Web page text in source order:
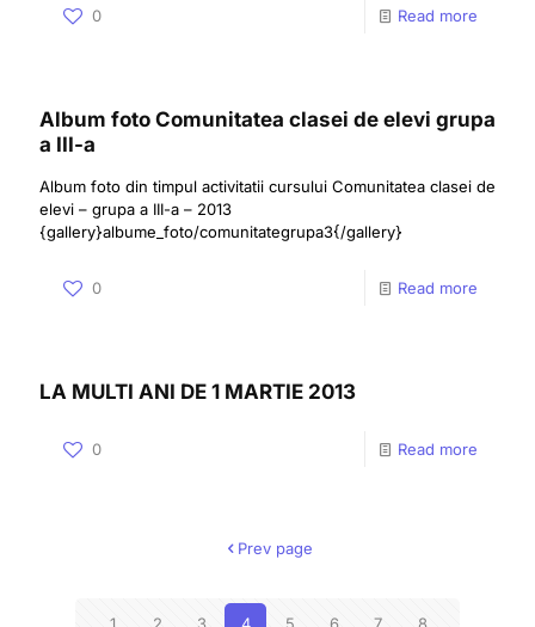
0 Read more
Album foto Comunitatea clasei de elevi grupa
a III-a
Album foto din timpul activitatii cursului Comunitatea clasei de
elevi – grupa a III-a – 2013
{gallery}albume_foto/comunitategrupa3{/gallery}
0 Read more
LA MULTI ANI DE 1 MARTIE 2013
0 Read more
Prev page